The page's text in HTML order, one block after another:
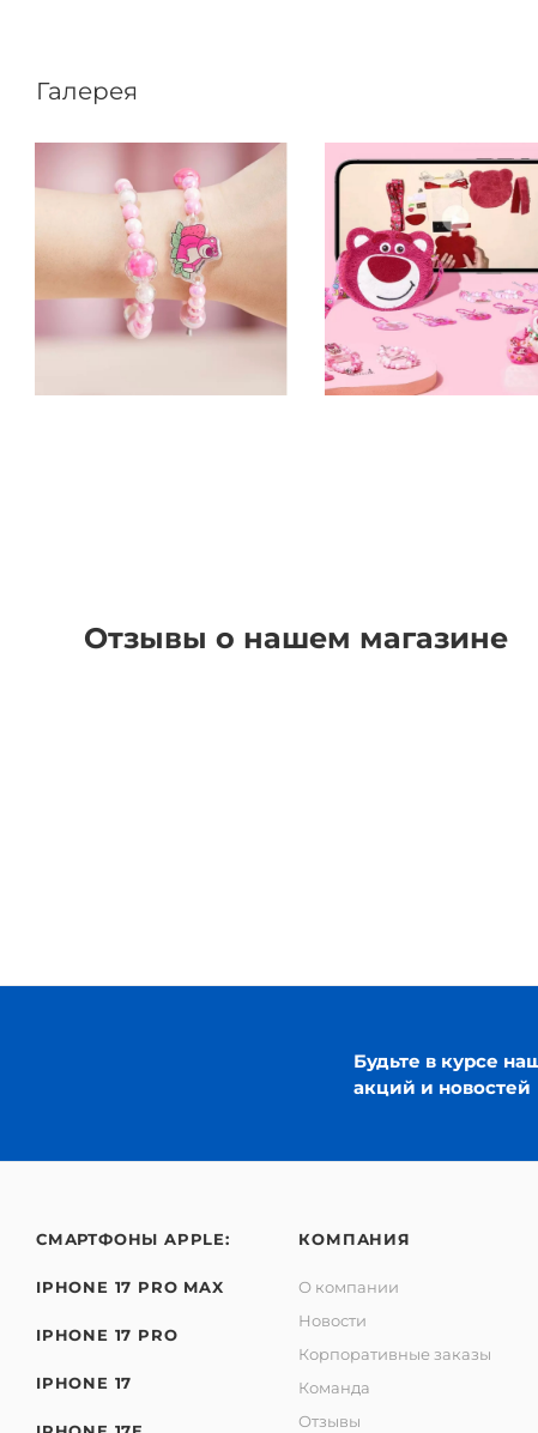
Галерея
Отзывы о нашем магазине
Будьте в курсе
акций и новостей
СМАРТФОНЫ APPLE:
IPHONE 17 PRO MAX
IPHONE 17 PRO
IPHONE 17
КОМПАНИЯ
О компании
Новости
Корпоративные заказы
Команда
Отзывы